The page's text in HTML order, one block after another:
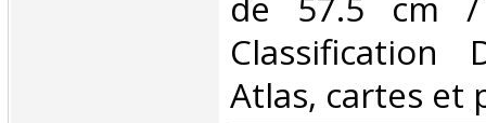
Classification
Atlas, cartes et